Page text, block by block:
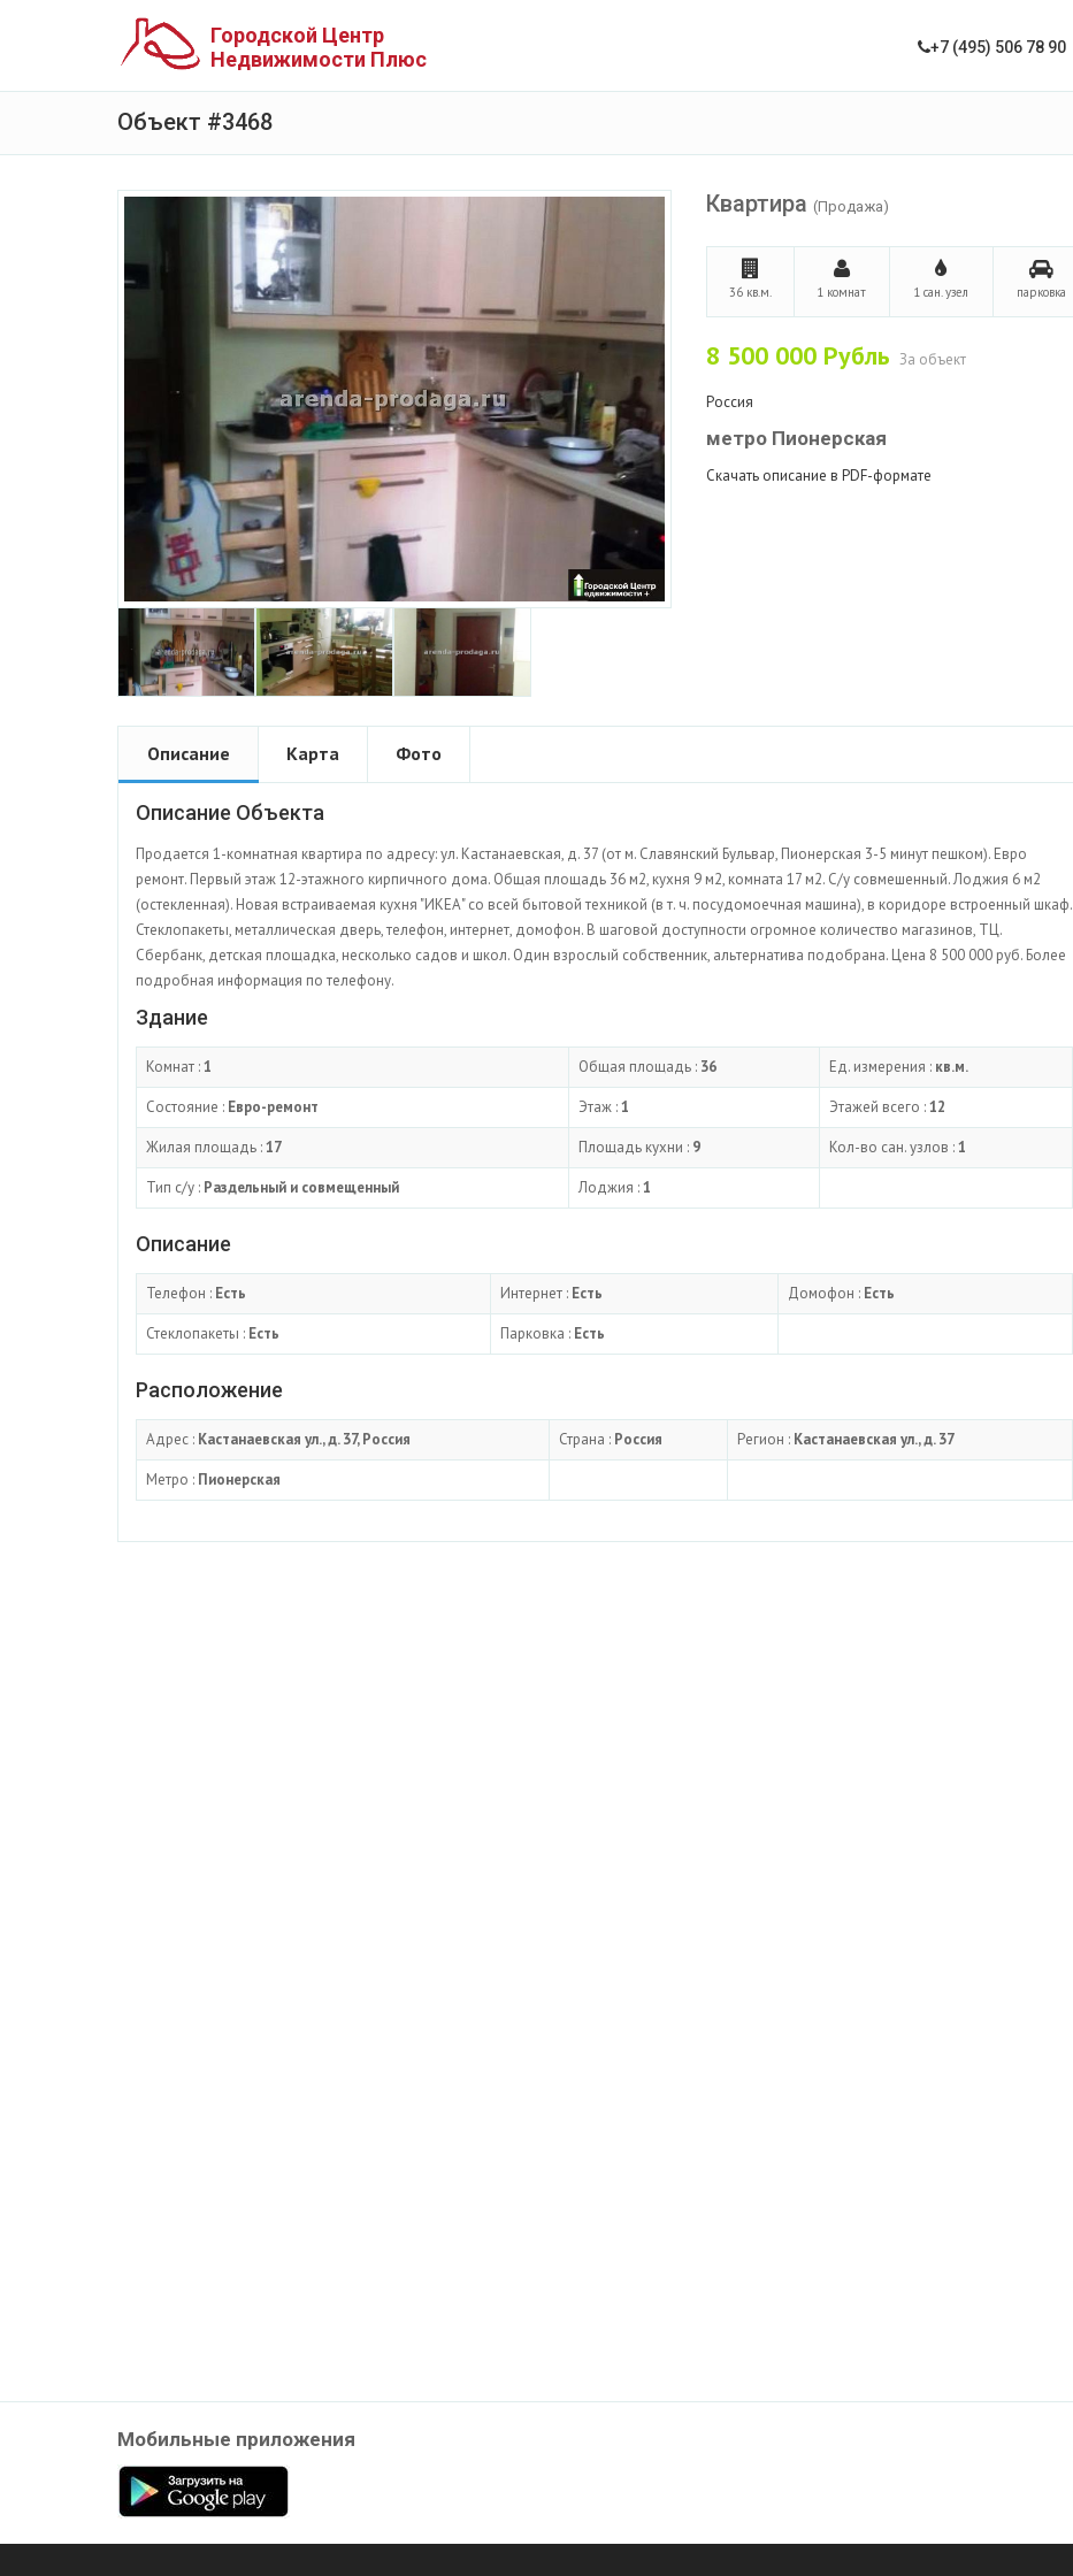
Городской Центр
Недвижимости Плюс
+7 (495) 506 78 90
Объект #3468
Квартира (Продажа)
36 кв.м. 1 комнат 1 сан. узел парковка
8 500 000 Рубль За объект
Россия
метро Пионерская
Скачать описание в PDF-формате
Описание Карта Фото
Описание Объекта
Продается 1-комнатная квартира по адресу: ул. Кастанаевская, д. 37 (от м. Славянский Бульвар, Пионерская 3-5 минут пешком). Евро
ремонт. Первый этаж 12-этажного кирпичного дома. Общая площадь 36 м2, кухня 9 м2, комната 17 м2. С/у совмешенный. Лоджия 6 м2
(остекленная). Новая встраиваемая кухня "ИКЕА" со всей бытовой техникой (в т. ч. посудомоечная машина), в коридоре встроенный шкаф.
Стеклопакеты, металлическая дверь, телефон, интернет, домофон. В шаговой доступности огромное количество магазинов, ТЦ.
Сбербанк, детская площадка, несколько садов и школ. Один взрослый собственник, альтернатива подобрана. Цена 8 500 000 руб. Более
подробная информация по телефону.
Здание
Комнат :1 Общая площадь : 36 Ед. измерения : кв.м.
Состояние : Евро-ремонт Этаж :1 Этажей всего :12
Жилая площадь :17 Площадь кухни : 9 Кол-во сан. узлов :1
Тип с/у : Раздельный и совмещенный Лоджия :1
Описание
Телефон : Есть Интернет : Есть Домофон : Есть
Стеклопакеты : Есть Парковка : Есть
Расположение
Адрес : Кастанаевская ул., д. 37, Россия Страна : Россия Регион : Кастанаевская ул., д. 37
Метро : Пионерская
Мобильные приложения